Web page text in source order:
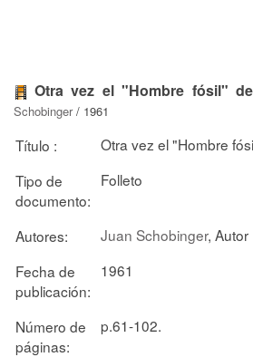
Otra vez el "Hombre fósil"
Schobinger/ 1961
Título :
Otra vez el "Hombre
Tipo de
documento:
Folleto
Autores: Juan Schobinger, Autor
Fecha de
publicación:
1961
Número de
páginas:
p.61-102.